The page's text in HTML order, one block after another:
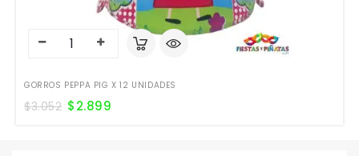
GORROS PEPPA PIG X 12 UNIDADES
$3.052 $2.899